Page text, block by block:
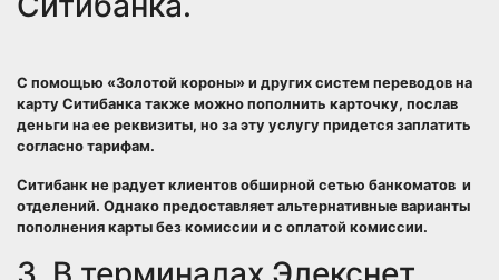
С помощью «Золотой короны» и других систем переводов на
карту Ситибанка также можно пополнить карточку, послав
деньги на ее реквизиты, но за эту услугу придется заплатить
согласно тарифам.
Ситибанк не радует клиентов обширной сетью банкоматов и
отделений. Однако предоставляет альтернативные варианты
пополнения карты без комиссии и с оплатой комиссии.